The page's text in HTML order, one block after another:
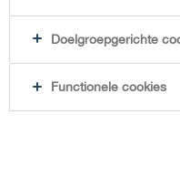
Doelgroepgerichte
Functionele cookies